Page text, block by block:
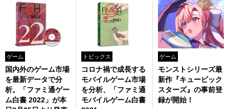
ゲーム
国内外のゲーム市場
を最新データで分
析。「ファミ通ゲー
ム⽩書 2022」が本
トピックス
コロナ禍で成長する
モバイルゲーム市場
を分析、「ファミ通
モバイルゲーム白書
ゲーム
モンストシリーズ最
新作『キュービック
スターズ』の事前登
録が開始！